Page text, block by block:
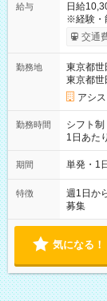
給与
日給
※経験・能
間】試
交通
勤務地
東京都世
東京都世
アシ
勤務時間
シフト制
1日あた
勤務 勤務：
可能です！ ※1日あたりの最大実働時間は日勤、
期間 単発・1
特徴
週1日か
募集
気になる！